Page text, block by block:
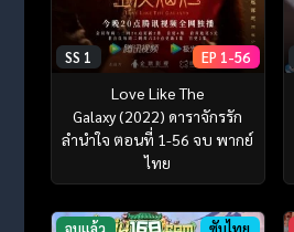
SS 1 EP 1-56
Love Like The
Galaxy (2022) ดาราจักรรัก
ลำนำใจ ตอนที่ 1-56 จบ พากย์
ไทย
จบแล้ว ซับไทย